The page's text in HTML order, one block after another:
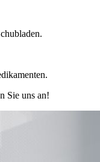
Sie uns an!